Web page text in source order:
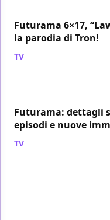
Futurama 6×17,
la parodia di Tron!
TV
Futurama: dettagli
episodi e nuove
TV